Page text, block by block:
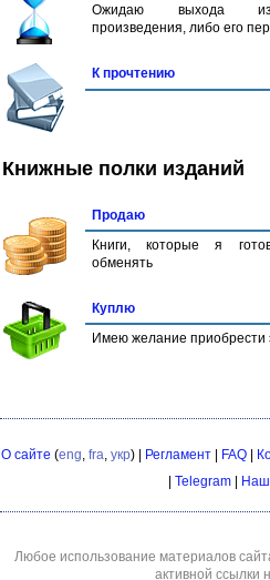
Ожидаю выхода
произведения, либо его
К прочтению
Книжные полки изданий
Продаю
Книги, которые я
обменять
Куплю
Имею желание приобрести
О сайте (eng, fra, укр) | Регламент| FAQ|
Telegram
Любое использование материалов
активной ссылки